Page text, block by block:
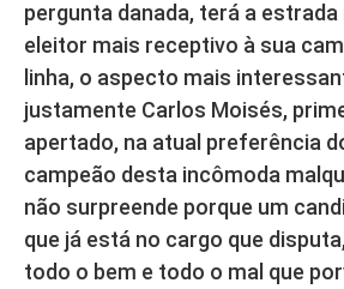
pergunta danada, terá a
eleitor mais receptivo à sua
linha, o aspecto mais
justamente Carlos Moisés,
apertado, na atual preferência
campeão desta incômoda
não surpreende porque um
que já está no cargo que
todo o bem e todo o mal que